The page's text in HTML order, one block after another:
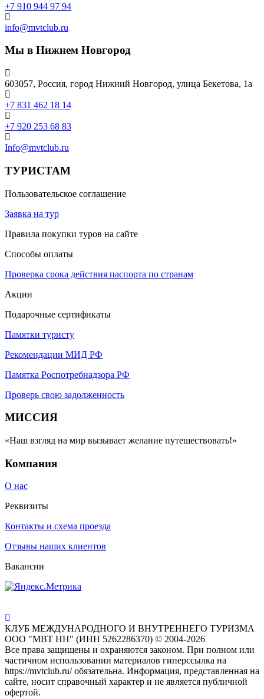
+7 910 944 97 94
info@mvtclub.ru
Мы в Нижнем Новгород
603057, Россия, город Нижний Новгород, улица Бекетова, 1а
+7 831 462 18 14
+7 920 253 68 83
Info@mvtclub.ru
ТУРИСТАМ
Пользовательское соглашение
Заявка на тур
Правила покупки туров на сайте
Способы оплаты
Проверка срока действия паспорта по странам
Акции
Подарочные сертификаты
Памятки туристу
Рекомендации МИД РФ
Памятка Роспотребнадзора РФ
Проверь свою задолженность
МИССИЯ
«Наш взгляд на мир вызывает желание путешествовать!»
Компания
О нас
Реквизиты
Контакты и схема проезда
Отзывы наших клиентов
Вакансии
КЛУБ МЕЖДУНАРОДНОГО И ВНУТРЕННЕГО ТУРИЗМА
ООО "МВТ НН" (ИНН 5262286370) © 2004-2026
Все права защищены и охраняются законом. При полном или
частичном использовании материалов гиперссылка на
https://mvtclub.ru/ обязательна. Информация, представленная на
сайте, носит справочный характер и не является публичной
офертой.